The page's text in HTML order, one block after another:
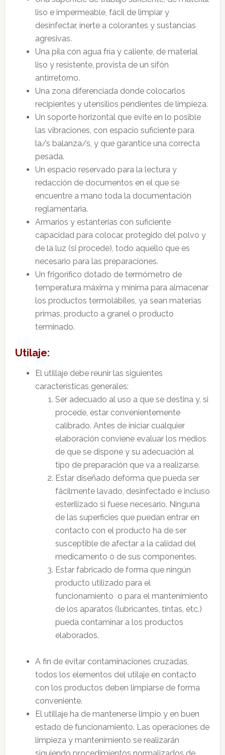
liso e impermeable, fácil de limpiar y
desinfectar, inerte a colorantes y sustancias
agresivas.
Una pila con agua fría y caliente, de material
liso y resistente, provista de un sifón
antirretorno.
Una zona diferenciada donde colocarlos
recipientes y utensilios pendientes de limpieza.
Un soporte horizontal que evite en lo posible
las vibraciones, con espacio suficiente para
la/s balanza/s, y que garantice una correcta
pesada.
Un espacio reservado para la lectura y
redacción de documentos en el que se
encuentre a mano toda la documentación
reglamentaria.
Armarios y estanterías con suficiente
capacidad para colocar, protegido del polvo y
de la luz (si procede), todo aquello que es
necesario para las preparaciones.
Un frigorífico dotado de termómetro de
temperatura máxima y mínima para almacenar
los productos termolábiles, ya sean materias
primas, producto a granel o producto
terminado.
Utilaje:
El utillaje debe reunir las siguientes
características generales:
Ser adecuado al uso a que se destina y, si
procede, estar convenientemente
calibrado. Antes de iniciar cualquier
elaboración conviene evaluar los medios
de que se dispone y su adecuación al
tipo de preparación que va a realizarse.
Estar diseñado deforma que pueda ser
fácilmente lavado, desinfectado e incluso
esterilizado si fuese necesario. Ninguna
de las superficies que puedan entrar en
contacto con el producto ha de ser
susceptible de afectar a la calidad del
medicamento o de sus componentes.
Estar fabricado de forma que ningún
producto utilizado para el
funcionamiento o para el mantenimiento
de los aparatos (lubricantes, tintas, etc.)
pueda contaminar a los productos
elaborados.
A fin de evitar contaminaciones cruzadas,
todos los elementos del utilaje en contacto
con los productos deben limpiarse de forma
conveniente.
El utillaje ha de mantenerse limpio y en buen
estado de funcionamiento. Las operaciones de
limpieza y mantenimiento se realizarán